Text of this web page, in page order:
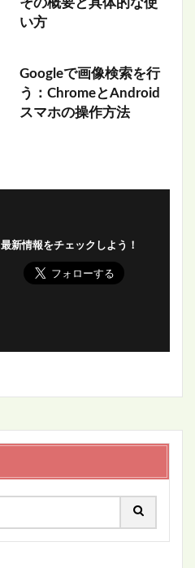
その概要と具体的な使
い方
Googleで画像検索を行
う：ChromeとAndroid
スマホの操作方法
最新情報をチェックしよう！